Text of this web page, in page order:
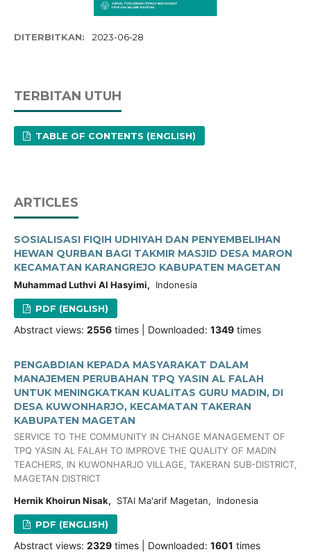
DITERBITKAN: 2023-06-28
TERBITAN UTUH
TABLE OF CONTENTS (ENGLISH)
ARTICLES
SOSIALISASI FIQIH UDHIYAH DAN PENYEMBELIHAN
HEWAN QURBAN BAGI TAKMIR MASJID DESA MARON
KECAMATAN KARANGREJO KABUPATEN MAGETAN
Muhammad Luthvi Al Hasyimi, Indonesia
PDF (ENGLISH)
Abstract views: 2556 times | Downloaded: 1349 times
PENGABDIAN KEPADA MASYARAKAT DALAM
MANAJEMEN PERUBAHAN TPQ YASIN AL FALAH
UNTUK MENINGKATKAN KUALITAS GURU MADIN, DI
DESA KUWONHARJO, KECAMATAN TAKERAN
KABUPATEN MAGETAN
SERVICE TO THE COMMUNITY IN CHANGE MANAGEMENT OF
TPQ YASIN AL FALAH TO IMPROVE THE QUALITY OF MADIN
TEACHERS, IN KUWONHARJO VILLAGE, TAKERAN SUB-DISTRICT,
MAGETAN DISTRICT
Hernik Khoirun Nisak, STAI Ma'arif Magetan, Indonesia
PDF (ENGLISH)
Abstract views: 2329 times | Downloaded: 1601 times